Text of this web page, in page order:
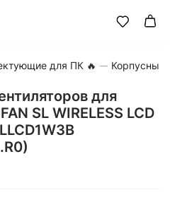
для ПК 🔥 Корпусные
для
SL WIRELESS LCD